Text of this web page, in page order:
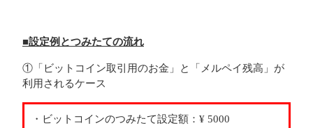
■設定例とつみたての流れ
①「ビットコイン取引用のお金」と「メルペイ残高」が
利用されるケース
・ビットコインのつみたて設定額：¥ 5000